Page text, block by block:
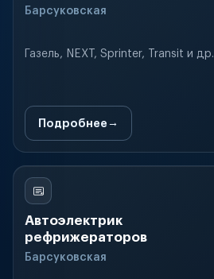
Барсуковская
Газель, NEXT, Sprinter, Transit и др.
Подробнее
Автоэлектрик
рефрижераторов
Барсуковская